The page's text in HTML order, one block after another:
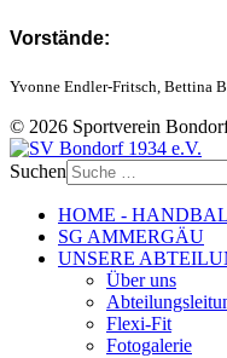
Vorstände:
Yvonne Endler-Fritsch, Bettina
© 2026 Sportverein
Suchen
HOME -
SG AMMERGÄU
UNSERE
Über uns
Flexi-Fit
Fotogalerie